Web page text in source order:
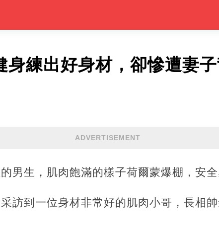
身練出好身材，卻慘遭妻
ADVERTISEMENT
男生，肌肉飽滿的樣子荷爾蒙爆棚，安
訪到一位身材非常好的肌肉小哥，長相